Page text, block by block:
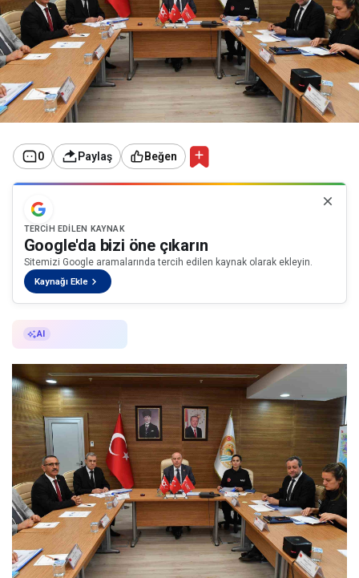
0 Paylaş Beğen
TERCIH EDILEN KAYNAK
Google'da bizi öne çıkarın
Sitemizi Google aramalarında tercih edilen kaynak olarak ekleyin.
Kaynağı Ekle
AI